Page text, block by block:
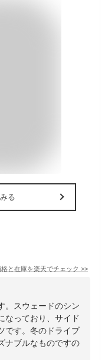
る
格と在庫を楽天でチェック >>
。スウェードのシン
なっており、サイド
です。冬のドライブ
ナブルなものですの